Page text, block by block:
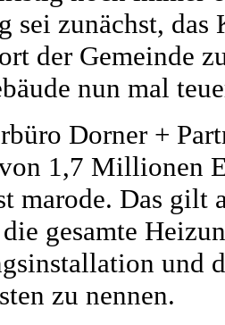
sei zunächst, das
der Gemeinde
nun mal
Dorner +
1,7 Millionen
marode. Das gilt
gesamte
und
zu nennen.